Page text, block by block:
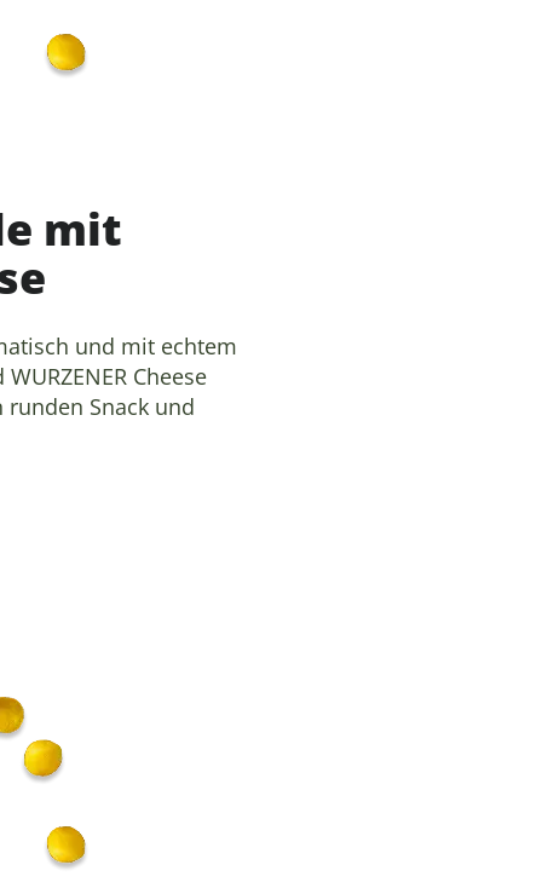
mit
und mit echtem
Cheese
Snack und